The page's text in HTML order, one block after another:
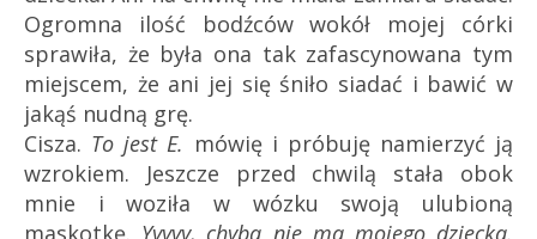
Ogromna ilość bodźców wokół mojej córki
sprawiła, że była ona tak zafascynowana tym
miejscem, że ani jej się śniło siadać i bawić w
jakąś nudną grę.
Cisza. To jest E. mówię i próbuję namierzyć ją
wzrokiem. Jeszcze przed chwilą stała obok
mnie i woziła w wózku swoją ulubioną
maskotkę. Yyyyy, chyba nie ma mojego dziecka.